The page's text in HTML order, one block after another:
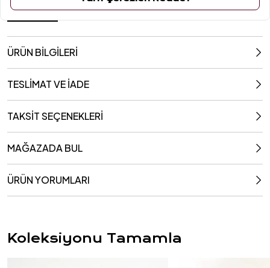
40x40 Cm
ÜRÜN BİLGİLERİ
TESLİMAT VE İADE
TAKSİT SEÇENEKLERİ
MAĞAZADA BUL
ÜRÜN YORUMLARI
Koleksiyonu Tamamla